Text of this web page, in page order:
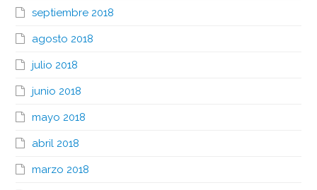
septiembre 2018
agosto 2018
julio 2018
junio 2018
mayo 2018
abril 2018
marzo 2018